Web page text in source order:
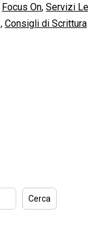
Focus On, Servizi
, Consigli di Scrittura
Cerca